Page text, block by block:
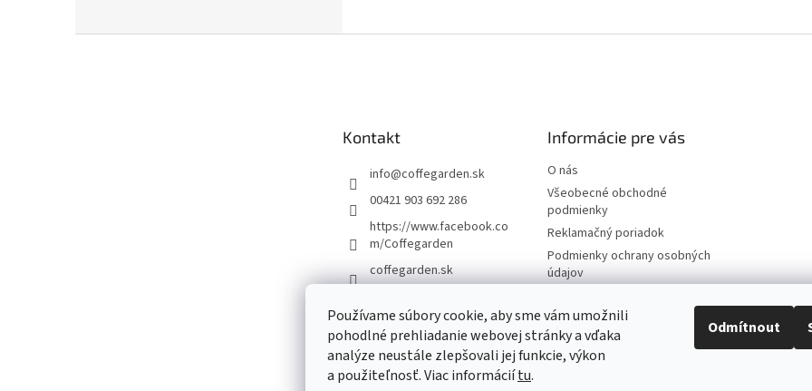
Používame súbory cookie, aby sme vám umožnili
pohodlné prehliadanie webovej stránky a vďaka
analýze neustále zlepšovali jej funkcie, výkon
a použiteľnosť. Viac informáciítu.
Odmítnout
Kontakt
info@coffegarden.sk
00421 903 692 286
https://www.facebook.co
m/Coffegarden
coffegarden.sk
Informácie pre vás
O nás
Všeobecné obchodné
podmienky
Reklamačný poriadok
Podmienky ochrany osobných
údajov
zmluvy
Reklamačný formulár
Kontakty